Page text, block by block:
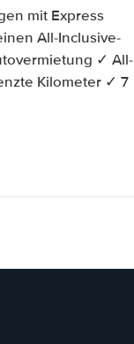
mit Express
All-Inclusive-
✓ All-
Kilometer ✓ 7